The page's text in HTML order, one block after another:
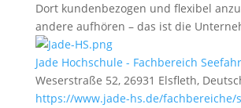
Dort kundenbezogen und flexibel
andere aufhören – das ist die
Jade Hochschule - Fachbereich
Weserstraße 52, 26931 Elsfleth,
https://www.jade-hs.de/fachbereiche/